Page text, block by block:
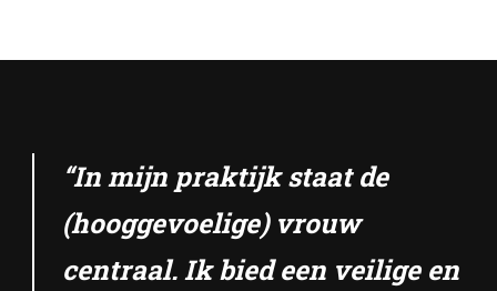
“In mijn praktijk staat de
(hooggevoelige) vrouw
centraal. Ik bied een veilige en